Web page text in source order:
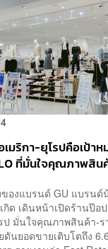
เมริกา-ยุโรปคือเป้า
ที่มั่นใจคุณภาพสิน
องแบรนด์ GU แบรนด์
กิด เดินหน้าเปิดร้านป๊อ
ป มั่นใจคุณภาพสินค้า-ร
ดันยอดขายเติบโตถึง